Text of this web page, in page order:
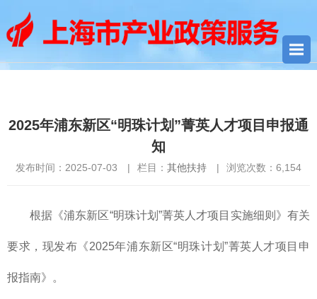
2025年浦东新区“明珠计划”菁英人才项目申报通
知
发布时间：2025-07-03 | 栏目： 其他扶持 | 浏览次数： 6,154
根据《浦东新区“明珠计划”菁英人才项目实施细则》有关
要求，现发布《2025年浦东新区“明珠计划”菁英人才项目申
报指南》。